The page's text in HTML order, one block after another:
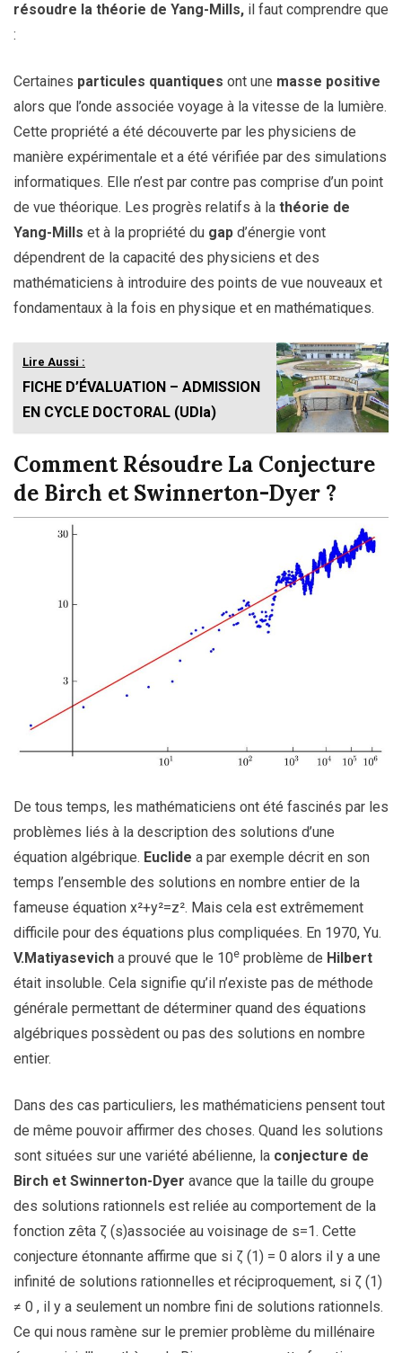
résoudre la théorie de Yang-Mills, il faut comprendre que
:
Certaines particules quantiques ont une masse positive
alors que l’onde associée voyage à la vitesse de la lumière.
Cette propriété a été découverte par les physiciens de
manière expérimentale et a été vérifiée par des simulations
informatiques. Elle n’est par contre pas comprise d’un point
de vue théorique. Les progrès relatifs à la théorie de
Yang-Mills et à la propriété du gap d’énergie vont
dépendrent de la capacité des physiciens et des
mathématiciens à introduire des points de vue nouveaux et
fondamentaux à la fois en physique et en mathématiques.
Lire Aussi :
FICHE D’ÉVALUATION – ADMISSION
EN CYCLE DOCTORAL (UDla)
Comment Résoudre La Conjecture
de Birch et Swinnerton-Dyer ?
De tous temps, les mathématiciens ont été fascinés par les
problèmes liés à la description des solutions d’une
équation algébrique. Euclide a par exemple décrit en son
temps l’ensemble des solutions en nombre entier de la
fameuse équation x²+y²=z². Mais cela est extrêmement
difficile pour des équations plus compliquées. En 1970, Yu.
V.Matiyasevich a prouvé que le 10e problème de Hilbert
était insoluble. Cela signifie qu’il n’existe pas de méthode
générale permettant de déterminer quand des équations
algébriques possèdent ou pas des solutions en nombre
entier.
Dans des cas particuliers, les mathématiciens pensent tout
de même pouvoir affirmer des choses. Quand les solutions
sont situées sur une variété abélienne, la conjecture de
Birch et Swinnerton-Dyer avance que la taille du groupe
des solutions rationnels est reliée au comportement de la
fonction zêta ζ (s)associée au voisinage de s=1. Cette
conjecture étonnante affirme que si ζ (1) = 0 alors il y a une
infinité de solutions rationnelles et réciproquement, si ζ (1)
≠ 0 , il y a seulement un nombre fini de solutions rationnels.
Ce qui nous ramène sur le premier problème du millénaire